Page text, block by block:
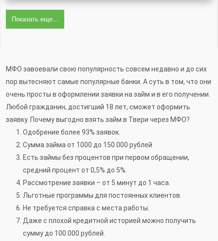
Показать еще...
МФО завоевали свою популярность совсем недавно и до сих
пор вытесняют самые популярные банки. А суть в том, что они
очень просты в оформлении заявки на займ и в его получении.
Любой гражданин, достигший 18 лет, сможет оформить
заявку. Почему выгодно взять займ в Твери через МФО?
Одобрение более 93% заявок.
Сумма займа от 1000 до 150.000 рублей
Есть займы без процентов при первом обращении,
средний процент от 0,5% до 5%.
Рассмотрение заявки – от 5 минут до 1 часа.
Льготные программы для постоянных клиентов.
Не требуется справка с места работы.
Даже с плохой кредитной историей можно получить
сумму до 100.000 рублей.